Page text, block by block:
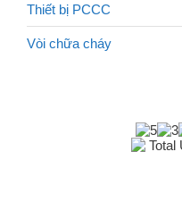
Thiết bị PCCC
Vòi chữa cháy
Total